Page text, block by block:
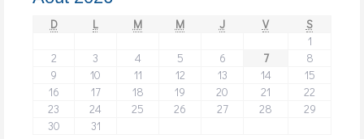
D L M M J V
S
1
2
3 4 5 6 7
8
9
10 11 12 13 14
15
16
17 18 19 20 21
22
23
24 25 26 27 28
29
30
31